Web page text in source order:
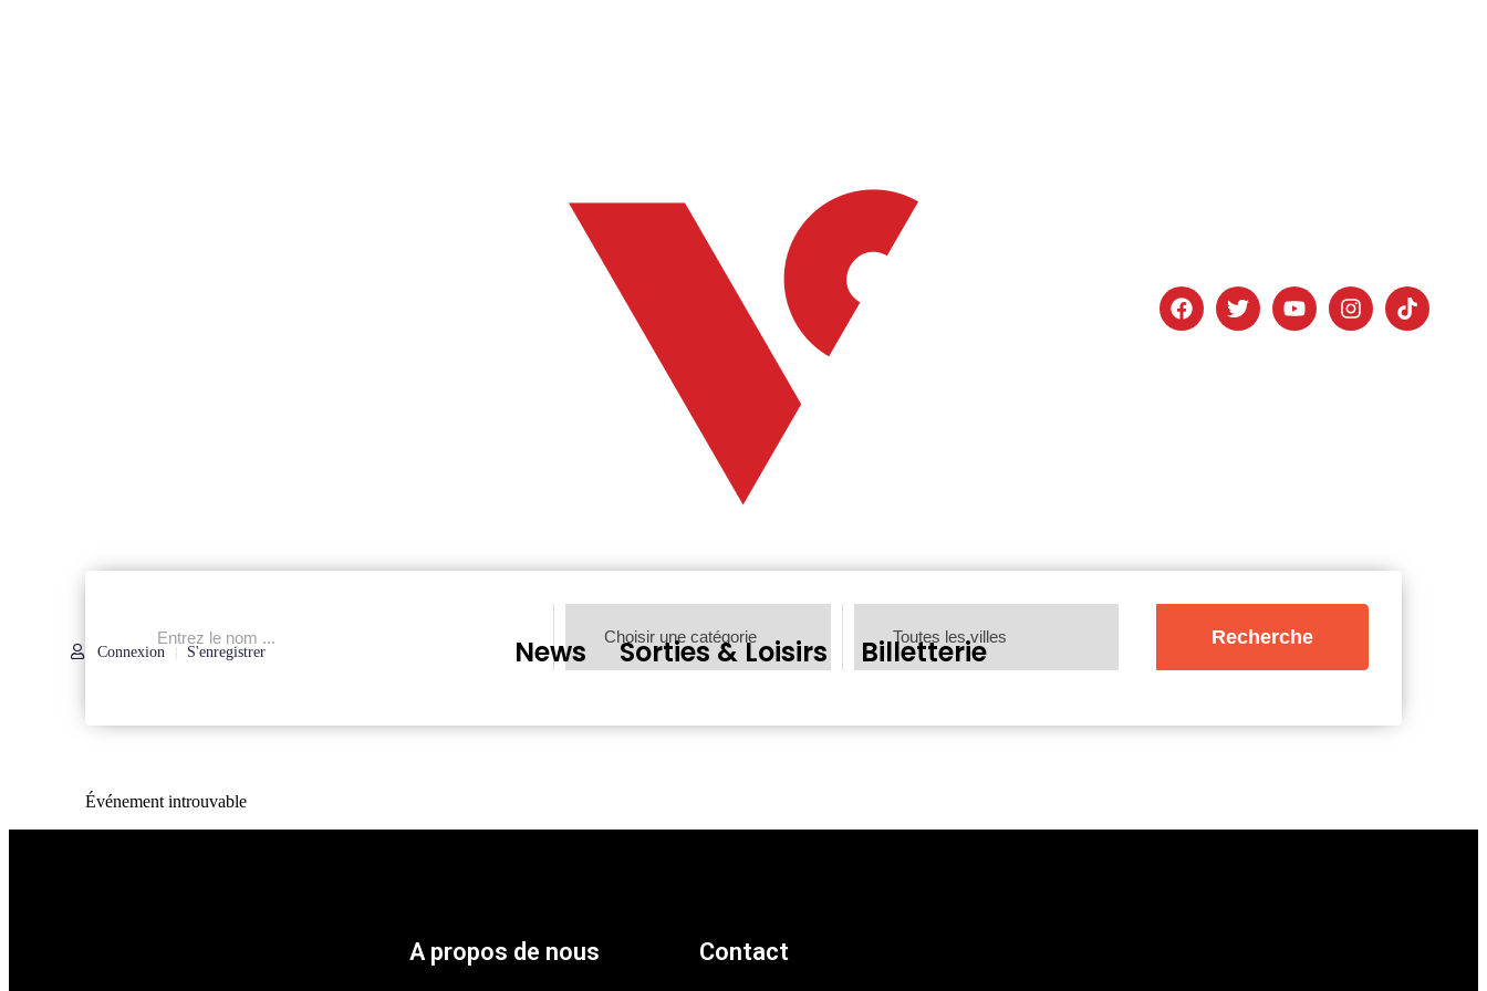
Connexion S'enregistrer News Sorties & Loisirs Billetterie
Événement introuvable
A propos de nous Contact